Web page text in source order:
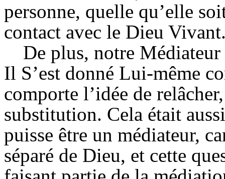
personne, quelle qu’elle
contact avec le Dieu
De plus, notre
Il S’est donné Lui-même
comporte l’idée de
substitution. Cela était
puisse être un médiateur,
séparé de Dieu, et cette